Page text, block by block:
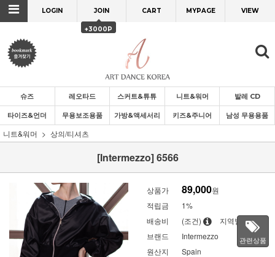
LOGIN
JOIN
+3000P
CART MYPAGE VIEW
슈즈 레오타드 스커트&튜튜 니트&워머 발레 CD
타이즈&언더 무용보조용품 가방&액세서리 키즈&주니어 남성 무용용품
니트&워머 상의/티셔츠
[Intermezzo] 6566
상품가 89,000원
적립금
1%
배송비
(조건)
지역별
브랜드
Intermezzo
원산지
Spain
관련상품